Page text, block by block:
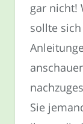
gar nicht!
sollte
Sie